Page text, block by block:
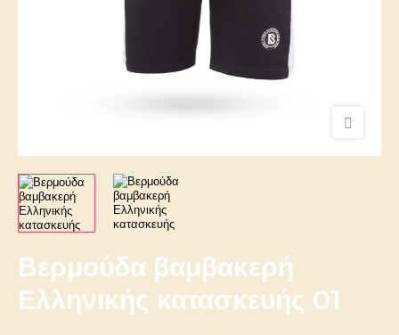
Βερμούδα βαμβακερή
Ελληνικής κατασκευής 01